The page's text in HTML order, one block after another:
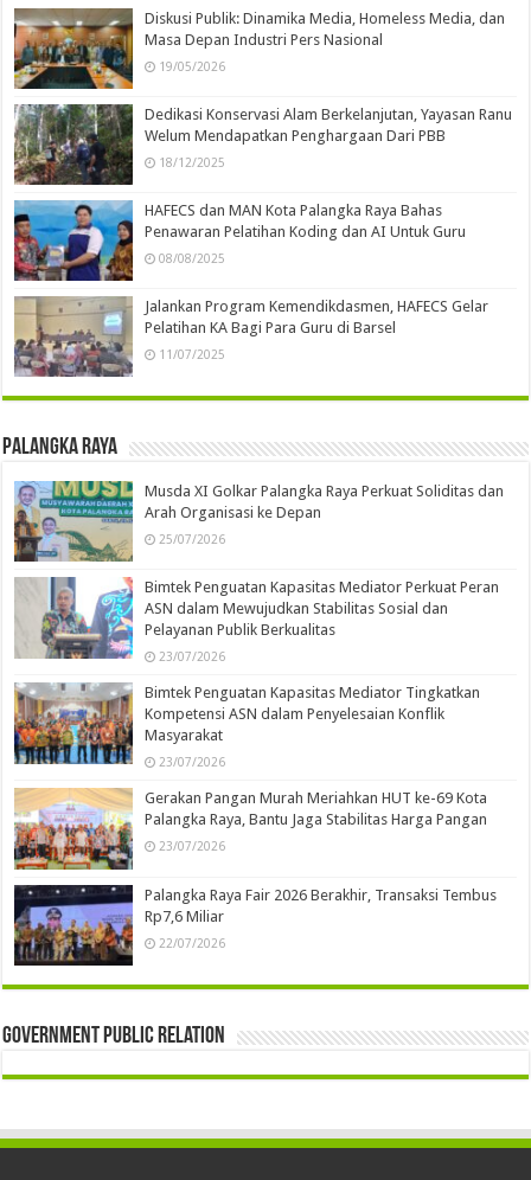
Diskusi Publik: Dinamika Media, Homeless Media, dan
Masa Depan Industri Pers Nasional
19/05/2026
Dedikasi Konservasi Alam Berkelanjutan, Yayasan Ranu
Welum Mendapatkan Penghargaan Dari PBB
18/12/2025
HAFECS dan MAN Kota Palangka Raya Bahas
Penawaran Pelatihan Koding dan AI Untuk Guru
08/08/2025
Jalankan Program Kemendikdasmen, HAFECS Gelar
Pelatihan KA Bagi Para Guru di Barsel
11/07/2025
Palangka Raya
Musda XI Golkar Palangka Raya Perkuat Soliditas dan
Arah Organisasi ke Depan
25/07/2026
Bimtek Penguatan Kapasitas Mediator Perkuat Peran
ASN dalam Mewujudkan Stabilitas Sosial dan
Pelayanan Publik Berkualitas
23/07/2026
Bimtek Penguatan Kapasitas Mediator Tingkatkan
Kompetensi ASN dalam Penyelesaian Konflik
Masyarakat
23/07/2026
Gerakan Pangan Murah Meriahkan HUT ke-69 Kota
Palangka Raya, Bantu Jaga Stabilitas Harga Pangan
23/07/2026
Palangka Raya Fair 2026 Berakhir, Transaksi Tembus
Rp7,6 Miliar
22/07/2026
Government Public Relation